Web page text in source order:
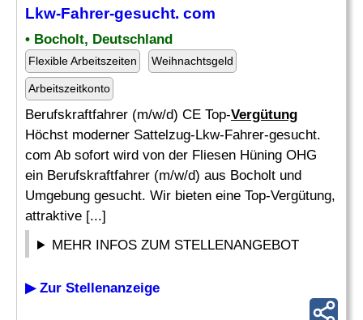
Lkw-Fahrer-gesucht. com
• Bocholt, Deutschland
Flexible Arbeitszeiten Weihnachtsgeld
Arbeitszeitkonto
Berufskraftfahrer (m/w/d) CE Top-Vergütung
Höchst moderner Sattelzug-Lkw-Fahrer-gesucht.
com Ab sofort wird von der Fliesen Hüning OHG
ein Berufskraftfahrer (m/w/d) aus Bocholt und
Umgebung gesucht. Wir bieten eine Top-Vergütung,
attraktive [...]
MEHR INFOS ZUM STELLENANGEBOT
▶ Zur Stellenanzeige